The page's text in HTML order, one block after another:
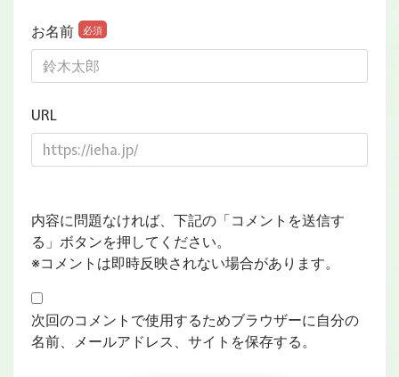
お名前 必須
URL
内容に問題なければ、下記の「コメントを送信す
る」ボタンを押してください。
※コメントは即時反映されない場合があります。
次回のコメントで使用するためブラウザーに自分の
名前、メールアドレス、サイトを保存する。